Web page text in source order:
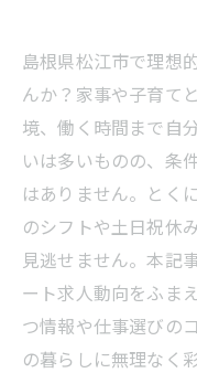
島根県松江市で理想
んか？家事や子育て
境、働く時間まで自
いは多いものの、条
はありません。とく
のシフトや土日祝休
見逃せません。本記
ート求人動向をふま
つ情報や仕事選びの
の暮らしに無理なく